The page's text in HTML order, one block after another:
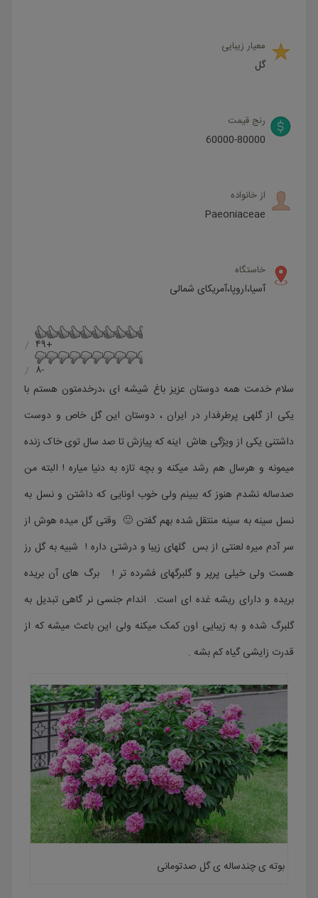
معیار زیبایی
گل
رنج قیمت
60000-80000
از خانواده
Paeoniaceae
خاستگاه
آسیا،اروپا،آمریکای شمالی
+۴۹
-۸
سلام خدمت همه دوستان عزیز باغ شیشه ای ،درخدمتون هستم با
یکی از گلهی پرطرفدار در ایران ، دوستان این گل خاص و دوست
داشتنی یکی از ویژگی هاش اینه که پیازش تا صد سال توی خاک زنده
میمونه و هرسال هم رشد میکنه و بچه تازه به دنیا میاره ! البته من
صدساله نشدم هنوز که ببینم ولی خوب اونایی که داشتن و نسل به
نسل سینه به سینه منتقل شده بهم گفتن 🙂 وقتی گل میده هوش از
سر آدم میره لعنتی از بس گلهای زیبا و درشتی داره ! شبیه به گل رز
هست ولی خیلی پرپر و گلبرگهای فشرده تر ! برگ های آن بریده
بریده و دارای ریشه غده ای است. اندام جنسی نر گاهی تبدیل به
گلبرگ شده و به زیبایی اون کمک میکنه ولی این باعث میشه که از
قدرت زایشی گیاه کم بشه .
بوته ی چندساله ی گل صدتومانی